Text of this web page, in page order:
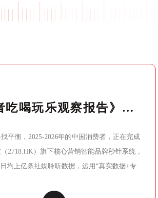
正式发布！《中国消费者吃喝玩乐观察报告》：10大场景复盘，读懂“情绪进阶”下的生意逻辑
平衡，2025-2026年的中国消费者，正在完成
2718.HK）旗下核心营销智能品牌秒针系统，
均上亿条社媒聆听数据，运用“真实数据+专业
消费者的“吃喝玩乐”做了一次彻底的拆解。